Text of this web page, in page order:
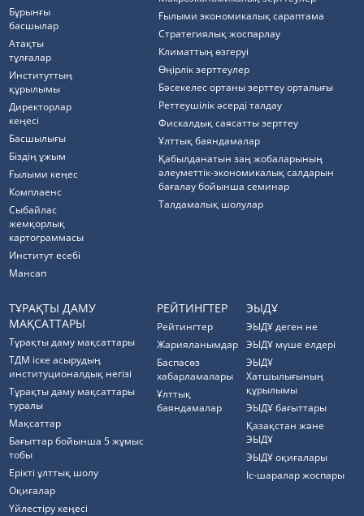
Бұрынғы
басшылар
Атақты
тұлғалар
Институттың
құрылымы
Директорлар
кеңесі
Басшылығы
Біздің ұжым
Ғылыми кеңес
Комплаенс
Cыбайлас
жемқорлық
картограммасы
Институт есебі
Мансап
Ғылыми экономикалық сараптама
Стратегиялық жоспарлау
Климаттың өзгеруі
Өңірлік зерттеулер
Бәсекелес ортаны зерттеу орталығы
Реттеушілік әсерді талдау
Фискалдық саясатты зерттеу
Ұлттық баяндамалар
Қабылданатын заң жобаларының
әлеуметтік-экономикалық салдарын
бағалау бойынша семинар
Талдамалық шолулар
ТҰРАҚТЫ ДАМУ
МАҚСАТТАРЫ
Тұрақты даму мақсаттары
ТДМ іске асырудың
институционалдық негізі
Тұрақты даму мақсаттары
туралы
Мақсаттар
Бағыттар бойынша 5 жұмыс
тобы
Ерікті ұлттық шолу
Оқиғалар
Үйлестіру кеңесі
РЕЙТИНГТЕР
Рейтингтер
Жарияланымдар
Баспасөз
хабарламалары
Ұлттық
баяндамалар
ЭЫДҰ
ЭЫДҰ деген не
ЭЫДҰ мүше елдері
ЭЫДҰ
Хатшылығының
құрылымы
ЭЫДҰ бағыттары
Қазақстан және
ЭЫДҰ
ЭЫДҰ оқиғалары
Іс-шаралар жоспары